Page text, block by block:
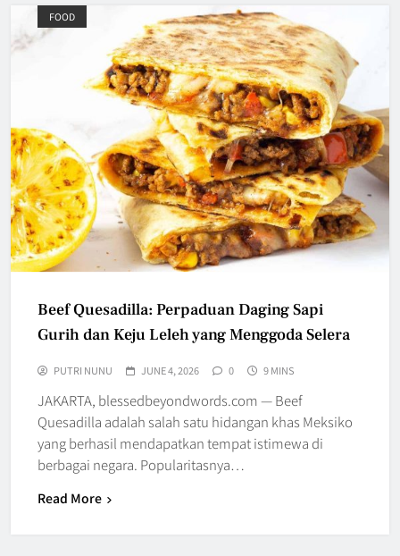
FOOD
Beef Quesadilla: Perpaduan Daging Sapi
Gurih dan Keju Leleh yang Menggoda Selera
PUTRI NUNU JUNE 4, 2026 0 9 MINS
JAKARTA, blessedbeyondwords.com — Beef
Quesadilla adalah salah satu hidangan khas Meksiko
yang berhasil mendapatkan tempat istimewa di
berbagai negara. Popularitasnya…
Read More